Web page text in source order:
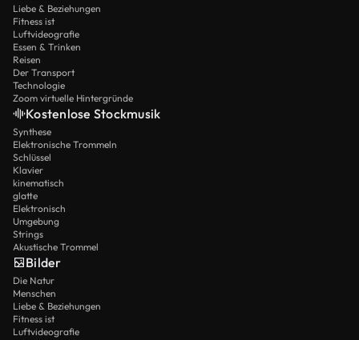
Liebe & Beziehungen
Fitness ist
Luftvideografie
Essen & Trinken
Reisen
Der Transport
Technologie
Zoom virtuelle Hintergründe
Kostenlose Stockmusik
Synthese
Elektronische Trommeln
Schlüssel
Klavier
kinematisch
glatte
Elektronisch
Umgebung
Strings
Akustische Trommel
Bilder
Die Natur
Menschen
Liebe & Beziehungen
Fitness ist
Luftvideografie